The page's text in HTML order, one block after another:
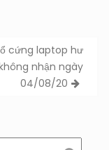
cứng laptop hư
nhận ngày
04/08/20